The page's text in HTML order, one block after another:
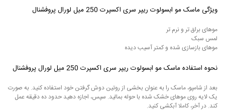
ویژگی ماسک مو ابسولوت ریپر سری اکسپرت 250 میل لورال پروفشنال
موهای براق تر و نرم تر
لمس سبک
موهای بازسازی شده و کمتر آسیب دیده
نحوه استفاده ماسک مو ابسولوت ریپر سری اکسپرت 250 میل لورال پروفشنال
بعد از شامپو، ماسک را به عنوان بخشی از روتین دوش گرفتن خود استفاده کنید. به صورت
یک لایه روی موهای خشک شده با حوله بمالید. سپس، اجازه دهید حدود ده دقیقه عمل
کند. در آخر، کاملا آبکشی کنید.